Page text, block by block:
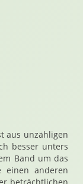
aus unzähligen
besser unters
Band um das
einen anderen